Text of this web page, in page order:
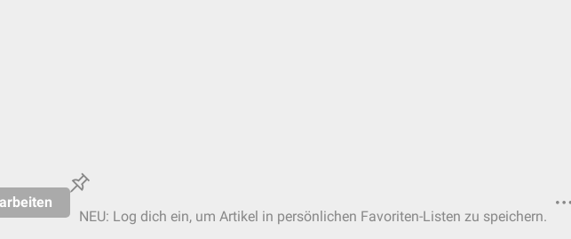
NEU: Log dich ein, um Artikel in persönlichen Favoriten-Listen zu speichern.